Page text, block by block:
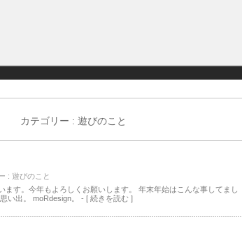
カテゴリー : 遊びのこと
: 遊びのこと
ます。今年もよろしくお願いします。 年末年始はこんな事してまし
い出。 moRdesign。 - [ 続きを読む ]